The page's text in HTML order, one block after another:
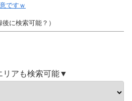
ですｗ
に検索可能？）
リアも検索可能▼